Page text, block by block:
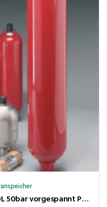
Hydac Membranspeicher 1,00L 50bar vorgespannt Pmax 200bar 1/2″ IGW